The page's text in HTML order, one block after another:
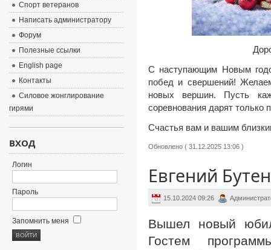
С наступающим Новым
побед и свершений!
новых вершин. Пусть
соревнования дарят
Счастья вам и вашим
Обновлено ( 31.12.2025 13:06 )
Евгений
15.10.2024 09:26
Вышел новый
Гостем
Спорт ветеранов
Написать администратору
Форум
Полезные ссылки
English page
Контакты
Силовое жонглирование
гирями
ВХОД
Логин
Пароль
Запомнить меня